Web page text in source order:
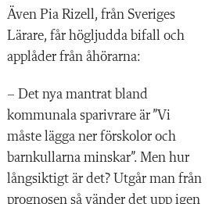
Även Pia Rizell, från Sveriges
Lärare, får högljudda bifall och
applåder från åhörarna:
– Det nya mantrat bland
kommunala sparivrare är ”Vi
måste lägga ner förskolor och
barnkullarna minskar”. Men hur
långsiktigt är det? Utgår man från
prognosen så vänder det upp igen